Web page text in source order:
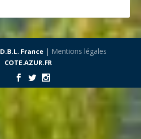
D.B.L. France| Mentions légales
COTE.AZUR.FR